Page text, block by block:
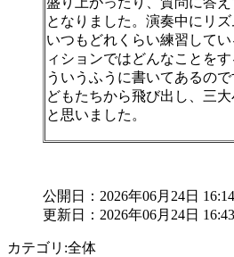
となりました。演奏中にリ
いつもどれくらい練習して
ィションではどんなことを
ういうふうに書いてあるの
どもたちから飛び出し、三
と思いました。
公開日：2026年06月24日
更新日：2026年06月24日
カテゴリ:全体